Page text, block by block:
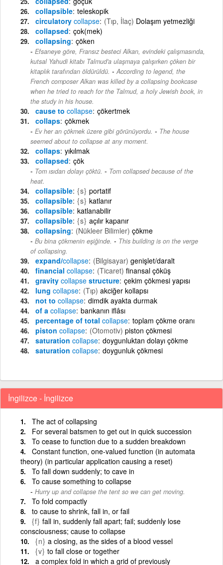
collapsible teleskopik
circulatory collapse (Tıp, İlaç) Dolaşım yetmezliği
collapsed çok(mek)
collapsing çöken
Efsaneye göre, Fransız besteci Alkan, evindeki çalışmasında,
kutsal Yahudi kitabı Talmud'a ulaşmaya çalışırken çöken bir
kitaplık tarafından öldürüldü. - According to legend, the
French composer Alkan was killed by a collapsing bookcase
when he tried to reach for the Talmud, a holy Jewish book, in
the study in his house.
cause to collapse çökertmek
collaps çökmek
Ev her an çökmek üzere gibi görünüyordu. - The house
seemed about to collapse at any moment.
collaps yıkılmak
collapsed çök
Tom ısıdan dolayı çöktü. - Tom collapsed because of the
heat.
collapsible {s} portatif
collapsible {s} katlanır
collapsible katlanabilir
collapsible {s} açılır kapanır
collapsing (Nükleer Bilimler) çökme
Bu bina çökmenin eşiğinde. - This building is on the verge
of collapsing.
expand/collapse (Bilgisayar) genişlet/daralt
financial collapse (Ticaret) finansal çöküş
gravity collapse structure çekim çökmesi yapısı
lung collapse (Tıp) akciğer kollapsı
not to collapse dimdik ayakta durmak
of a collapse bankanın iflâsı
percentage of total collapse toplam çökme oranı
piston collapse (Otomotiv) piston çökmesi
saturation collapse doygunluktan dolayı çökme
saturation collapse doygunluk çökmesi
İngilizce - İngilizce
The act of collapsing
For several batsmen to get out in quick succession
To cease to function due to a sudden breakdown
Constant function, one-valued function (in automata
theory) (in particular application causing a reset)
To fall down suddenly; to cave in
To cause something to collapse
Hurry up and collapse the tent so we can get moving.
To fold compactly
to cause to shrink, fall in, or fail
{f} fall in, suddenly fall apart; fail; suddenly lose
consciousness; cause to collapse
{n} a closing, as the sides of a blood vessel
{v} to fall close or together
a complex fold in which a grid of previously